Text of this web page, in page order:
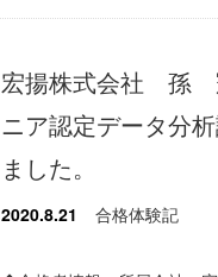
宏揚株式会社 孫
ニア認定データ分
ました。
2020.8.21 合格体験記